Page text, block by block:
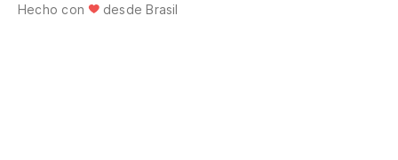
Hecho con
desde Brasil